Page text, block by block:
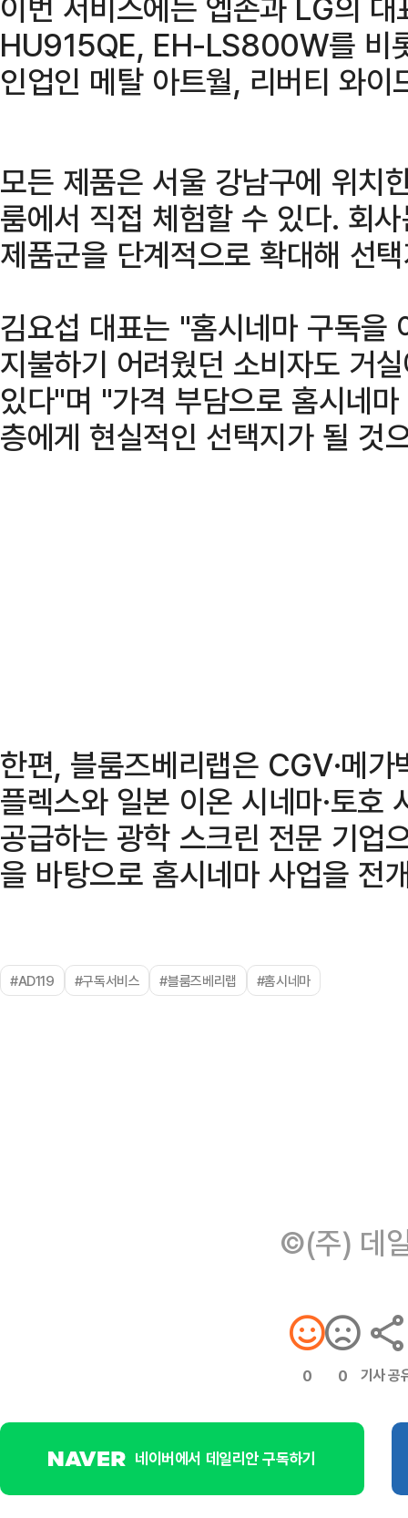
HU915QE, EH-LS800W를 비
인업인 메탈 아트월, 리버티 와이
모든 제품은 서울 강남구에 위치
룸에서 직접 체험할 수 있다. 회
제품군을 단계적으로 확대해 선
김요섭 대표는 "홈시네마 구독을
지불하기 어려웠던 소비자도 거
있다"며 "가격 부담으로 홈시네
층에게 현실적인 선택지가 될 것
한편, 블룸즈베리랩은 CGV·메
플렉스와 일본 이온 시네마·토호
공급하는 광학 스크린 전문 기업
을 바탕으로 홈시네마 사업을 전
#AD119 #구독서비스 #블룸즈베리랩 #홈시네마
©(주) 데
0 0 기사 공
네이버에서 데일리안 구독하기